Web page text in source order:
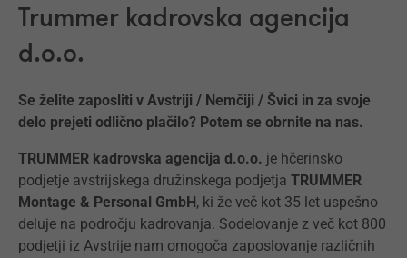
Trummer kadrovska agencija
d.o.o.
Se želite zaposliti v Avstriji / Nemčiji / Švici in za svoje
delo prejeti odlično plačilo? Potem se obrnite na nas.
TRUMMER kadrovska agencija d.o.o. je hčerinsko
podjetje avstrijskega družinskega podjetja TRUMMER
Montage & Personal GmbH, ki že več kot 35 let uspešno
deluje na področju kadrovanja. Sodelovanje z več kot 800
podjetji iz Avstrije nam omogoča zaposlovanje različnih